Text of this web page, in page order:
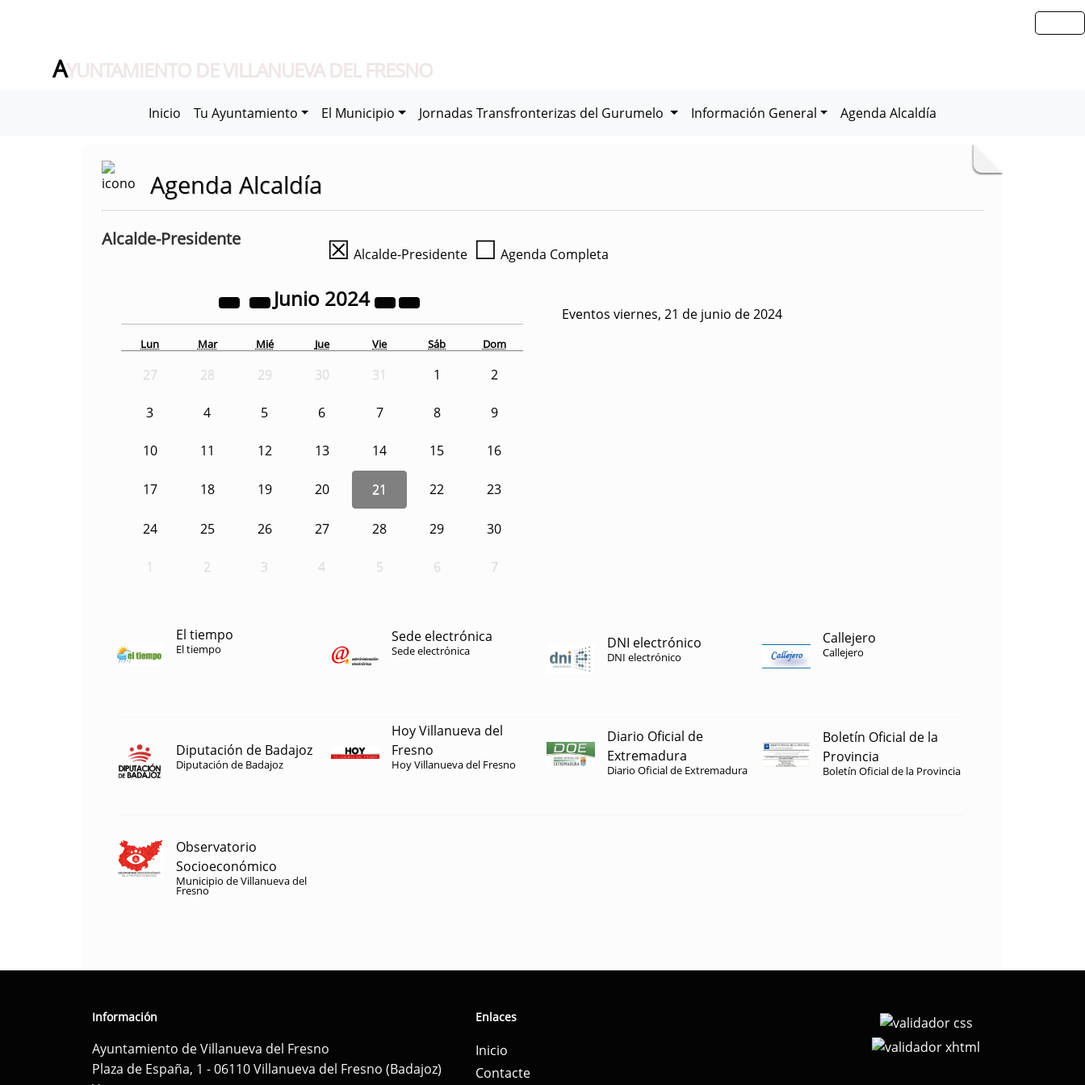
AYUNTAMIENTO DE VILLANUEVA DEL FRESNO
Inicio Tu Ayuntamiento El Municipio Jornadas Transfronterizas del Gurumelo Información General Agenda Alcaldía
Agenda Alcaldía
Alcalde-Presidente ☒ Alcalde-Presidente ☐ Agenda Completa
Junio 2024
Lun Mar Mié Jue Vie Sáb Dom
27 28 29 30 31 1 2
3 4 5 6 7 8 9
10 11 12 13 14 15 16
17 18 19 20 21 22 23
24 25 26 27 28 29 30
1 2 3 4 5 6 7
Eventos viernes, 21 de junio de 2024
El tiempo
El tiempo
Sede electrónica
Sede electrónica DNI electrónico
DNI electrónico
Callejero
Callejero
Diputación de Badajoz
Diputación de Badajoz
Hoy Villanueva del
Fresno
Hoy Villanueva del Fresno
Diario Oficial de
Extremadura
Diario Oficial de Extremadura
Boletín Oficial de la
Provincia
Boletín Oficial de la Provincia
Observatorio
Socioeconómico
Municipio de Villanueva del
Fresno
Información
Ayuntamiento de Villanueva del Fresno
Plaza de España, 1 - 06110 Villanueva del Fresno (Badajoz)
Enlaces
Inicio
Contacte